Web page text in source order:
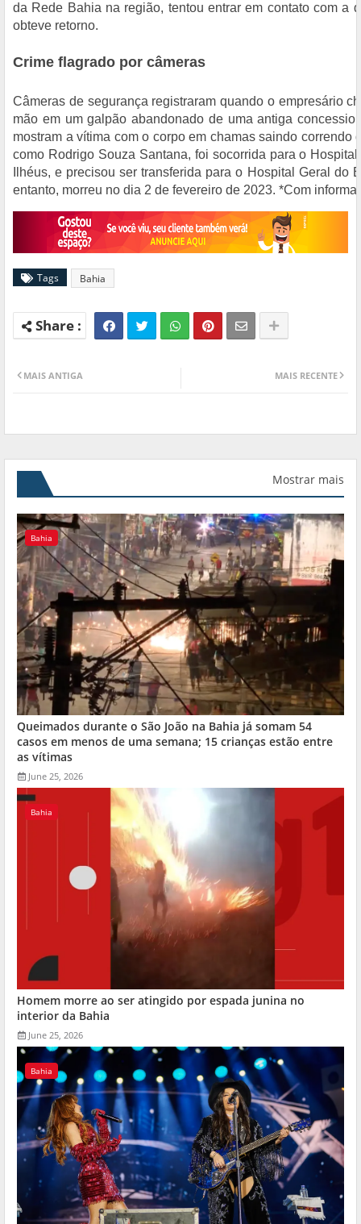
da Rede Bahia na região, tentou entrar em contato com a
obteve retorno.
Crime flagrado por câmeras
Câmeras de segurança registraram quando o empresário
mão em um galpão abandonado de uma antiga
mostram a vítima com o corpo em chamas saindo correndo
como Rodrigo Souza Santana, foi socorrida para o
Ilhéus, e precisou ser transferida para o Hospital Geral do
entanto, morreu no dia 2 de fevereiro de 2023. *Com
Tags Bahia
MAIS RECENTE
MAIS ANTIGA
Mostrar mais
Bahia
Queimados durante o São João na Bahia já somam 54
casos em menos de uma semana; 15 crianças estão entre
as vítimas
June 25, 2026
Bahia
Homem morre ao ser atingido por espada junina no
interior da Bahia
June 25, 2026
Bahia